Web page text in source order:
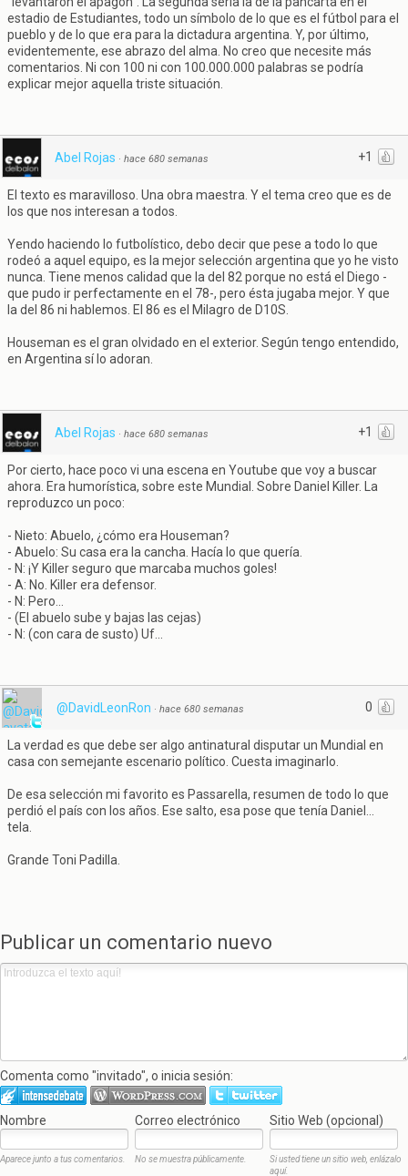
estadio de Estudiantes, todo un símbolo de lo que es el fútbol para el
pueblo y de lo que era para la dictadura argentina. Y, por último,
evidentemente, ese abrazo del alma. No creo que necesite más
comentarios. Ni con 100 ni con 100.000.000 palabras se podría
explicar mejor aquella triste situación.
+1
Abel Rojas · hace 680 semanas
El texto es maravilloso. Una obra maestra. Y el tema creo que es de
los que nos interesan a todos.
Yendo haciendo lo futbolístico, debo decir que pese a todo lo que
rodeó a aquel equipo, es la mejor selección argentina que yo he visto
nunca. Tiene menos calidad que la del 82 porque no está el Diego -
que pudo ir perfectamente en el 78-, pero ésta jugaba mejor. Y que
la del 86 ni hablemos. El 86 es el Milagro de D10S.
Houseman es el gran olvidado en el exterior. Según tengo entendido,
en Argentina sí lo adoran.
+1
Abel Rojas · hace 680 semanas
Por cierto, hace poco vi una escena en Youtube que voy a buscar
ahora. Era humorística, sobre este Mundial. Sobre Daniel Killer. La
reproduzco un poco:
- Nieto: Abuelo, ¿cómo era Houseman?
- Abuelo: Su casa era la cancha. Hacía lo que quería.
- N: ¡Y Killer seguro que marcaba muchos goles!
- A: No. Killer era defensor.
- N: Pero...
- (El abuelo sube y bajas las cejas)
- N: (con cara de susto) Uf...
0
@DavidLeonRon · hace 680 semanas
La verdad es que debe ser algo antinatural disputar un Mundial en
casa con semejante escenario político. Cuesta imaginarlo.
De esa selección mi favorito es Passarella, resumen de todo lo que
perdió el país con los años. Ese salto, esa pose que tenía Daniel...
tela.
Grande Toni Padilla.
Publicar un comentario nuevo
Comenta como "invitado", o inicia sesión:
Nombre Correo electrónico Sitio Web (opcional)
Aparece junto a tus comentarios. No se muestra públicamente.
Si usted tiene un sitio web, enlázalo
aquí.